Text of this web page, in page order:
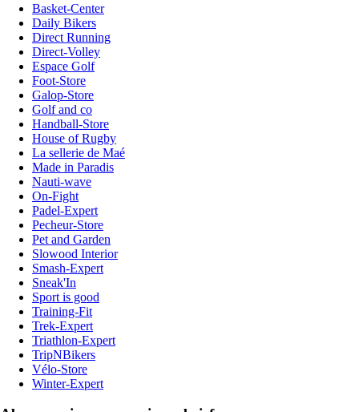
Basket-Center
Daily Bikers
Direct Running
Direct-Volley
Espace Golf
Foot-Store
Galop-Store
Golf and co
Handball-Store
House of Rugby
La sellerie de Maé
Made in Paradis
Nauti-wave
On-Fight
Padel-Expert
Pecheur-Store
Pet and Garden
Slowood Interior
Smash-Expert
Sneak'In
Sport is good
Training-Fit
Trek-Expert
Triathlon-Expert
TripNBikers
Vélo-Store
Winter-Expert